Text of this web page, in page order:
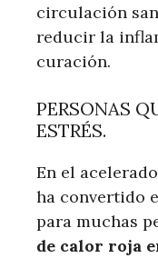
circulación
reducir la
curación.
PERSONAS
ESTRÉS.
En el
ha convertido
para muchas
de calor roja